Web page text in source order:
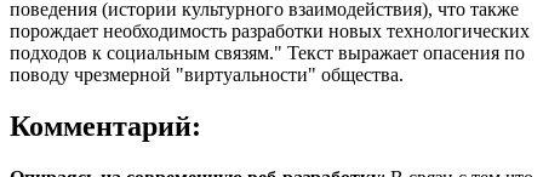
поведения (истории культурного взаимодействия), что также
порождает необходимость разработки новых технологических
подходов к социальным связям." Текст выражает опасения по
поводу чрезмерной "виртуальности" общества.
Комментарий: